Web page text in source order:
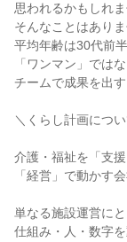
思われるかもしれま
そんなことはありま
平均年齢は30代前半
「ワンマン」ではな
チームで成果を出
＼くらし計画につ
介護・福祉を「支援
「経営」で動かす会
単なる施設運営にと
仕組み・人・数字を